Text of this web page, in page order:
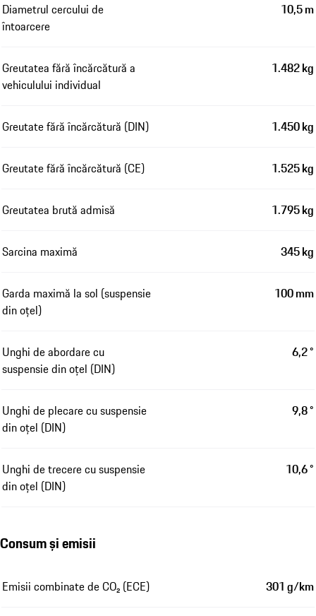
Diametrul cercului de
întoarcere
10,5 m
Greutatea fără încărcătură a
vehiculului individual
1.482 kg
Greutate fără încărcătură (DIN) 1.450 kg
Greutate fără încărcătură (CE) 1.525 kg
Greutatea brută admisă 1.795 kg
Sarcina maximă 345 kg
Garda maximă la sol (suspensie
din oțel)
100 mm
Unghi de abordare cu
suspensie din oțel (DIN)
6,2 °
Unghi de plecare cu suspensie
din oțel (DIN)
9,8 °
Unghi de trecere cu suspensie
din oțel (DIN)
10,6 °
Consum și emisii
Emisii combinate de CO₂ (ECE) 301 g/km